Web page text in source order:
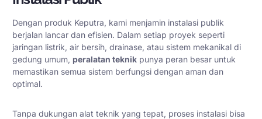
Dengan produk Keputra, kami menjamin instalasi publik
berjalan lancar dan efisien. Dalam setiap proyek seperti
jaringan listrik, air bersih, drainase, atau sistem mekanikal di
gedung umum, peralatan teknik punya peran besar untuk
memastikan semua sistem berfungsi dengan aman dan
optimal.
Tanpa dukungan alat teknik yang tepat, proses instalasi bisa